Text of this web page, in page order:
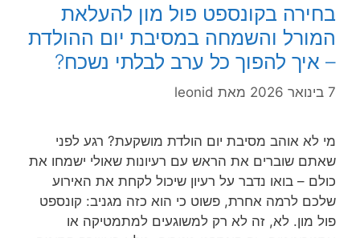
בחירה בקונספט פול מון להעלאת
המורל והשמחה במסיבת יום ההולדת
– איך להפוך כל ערב לבלתי נשכח?
7 בינואר 2026 מאת leonid
מי לא אוהב מסיבת יום הולדת מושקעת? רגע לפני
שאתם שוברים את הראש עם רעיונות שאולי ישמחו את
כולם – בואו נדבר על רעיון שיכול לקחת את האירוע
שלכם לרמה אחרת, פשוט כי הוא כזה מגניב: קונספט
פול מון. לא, זה לא רק למשוגעים למתמטיקה או